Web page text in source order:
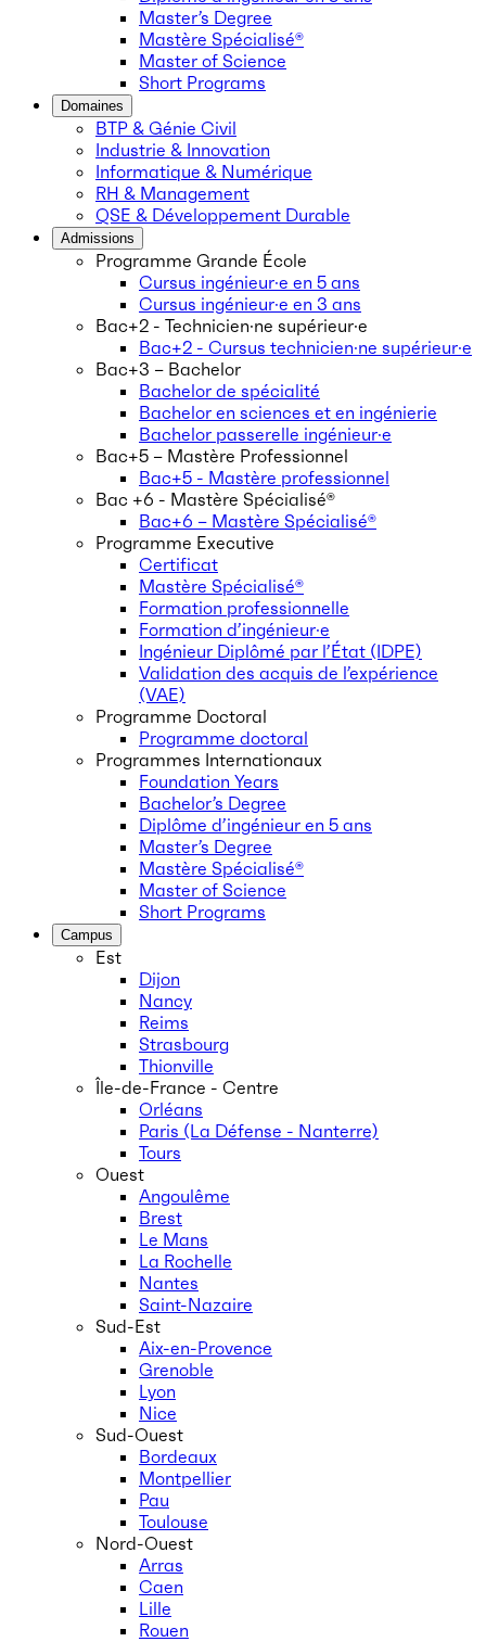
Master’s Degree
Mastère Spécialisé®
Master of Science
Short Programs
Domaines
BTP & Génie Civil
Industrie & Innovation
Informatique & Numérique
RH & Management
QSE & Développement Durable
Admissions
Programme Grande École
Cursus ingénieur·e en 5 ans
Cursus ingénieur·e en 3 ans
Bac+2 - Technicien·ne supérieur·e
Bac+2 - Cursus technicien·ne supérieur·e
Bac+3 – Bachelor
Bachelor de spécialité
Bachelor en sciences et en ingénierie
Bachelor passerelle ingénieur·e
Bac+5 – Mastère Professionnel
Bac+5 - Mastère professionnel
Bac +6 - Mastère Spécialisé®
Bac+6 – Mastère Spécialisé®
Programme Executive
Certificat
Mastère Spécialisé®
Formation professionnelle
Formation d’ingénieur·e
Ingénieur Diplômé par l’État (IDPE)
Validation des acquis de l’expérience
(VAE)
Programme Doctoral
Programme doctoral
Programmes Internationaux
Foundation Years
Bachelor’s Degree
Diplôme d’ingénieur en 5 ans
Master’s Degree
Mastère Spécialisé®
Master of Science
Short Programs
Campus
Est
Dijon
Nancy
Reims
Strasbourg
Thionville
Île-de-France - Centre
Orléans
Paris (La Défense - Nanterre)
Tours
Ouest
Angoulême
Brest
Le Mans
La Rochelle
Nantes
Saint-Nazaire
Sud-Est
Aix-en-Provence
Grenoble
Lyon
Nice
Sud-Ouest
Bordeaux
Montpellier
Pau
Toulouse
Nord-Ouest
Arras
Caen
Lille
Rouen